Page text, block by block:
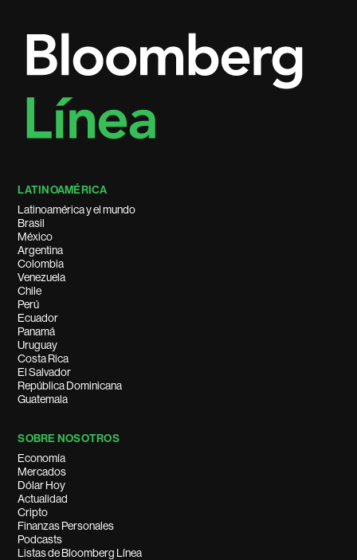
LATINOAMÉRICA
Latinoamérica y el mundo
Brasil
México
Argentina
Colombia
Venezuela
Chile
Perú
Ecuador
Panamá
Uruguay
Costa Rica
El Salvador
República Dominicana
Guatemala
SOBRE NOSOTROS
Economía
Mercados
Dólar Hoy
Actualidad
Cripto
Finanzas Personales
Podcasts
Listas de Bloomberg Línea